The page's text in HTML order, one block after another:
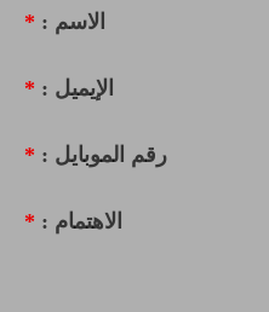
الاسم : *
الإيميل : *
رقم الموبايل : *
الاهتمام : *